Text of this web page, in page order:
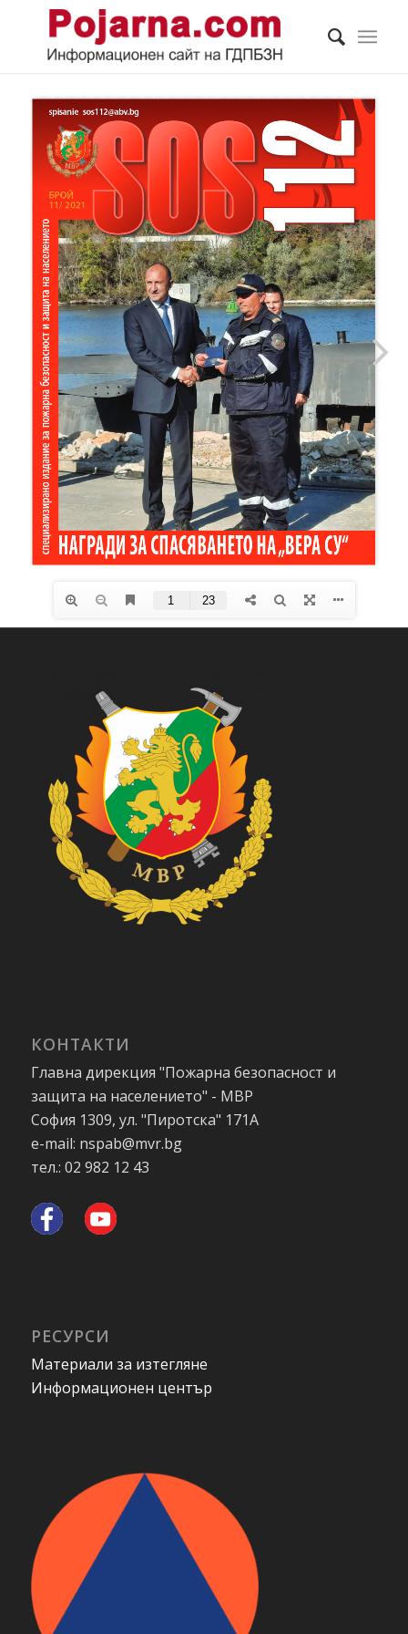
КОНТАКТИ
Главна дирекция "Пожарна безопасност и
защита на населението" - МВР
София 1309, ул. "Пиротска" 171А
e-mail: nspab@mvr.bg
тел.: 02 982 12 43
РЕСУРСИ
Материали за изтегляне
Информационен център